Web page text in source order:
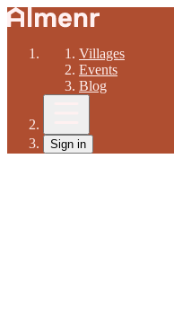
Villages
Events
Blog
Sign in